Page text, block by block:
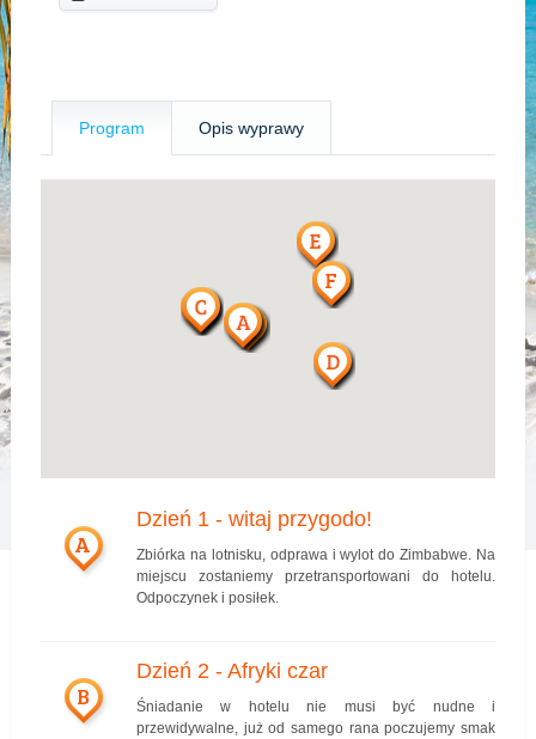
Program Opis wyprawy
A
Dzień 1 - witaj przygodo!
Zbiórka na lotnisku, odprawa i wylot do Zimbabwe. Na
miejscu zostaniemy przetransportowani do hotelu.
Odpoczynek i posiłek.
B
Dzień 2 - Afryki czar
Śniadanie w hotelu nie musi być nudne i
przewidywalne, już od samego rana poczujemy smak